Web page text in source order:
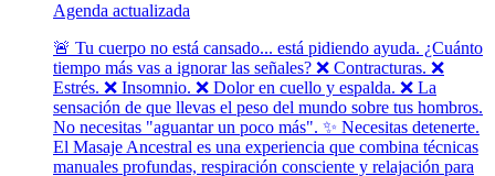
Agenda actualizada
🚨 Tu cuerpo no está cansado... está pidiendo ayuda. ¿Cuánto
tiempo más vas a ignorar las señales? ❌ Contracturas. ❌
Estrés. ❌ Insomnio. ❌ Dolor en cuello y espalda. ❌ La
sensación de que llevas el peso del mundo sobre tus hombros.
No necesitas "aguantar un poco más". ✨ Necesitas detenerte.
El Masaje Ancestral es una experiencia que combina técnicas
manuales profundas, respiración consciente y relajación para